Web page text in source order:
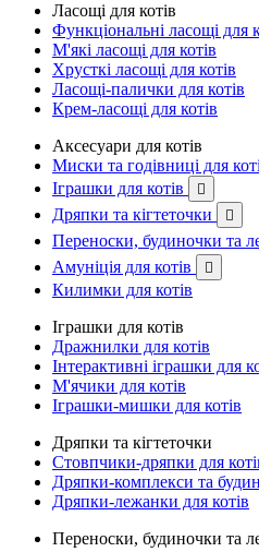
Ласощі для котів
Функціональні ласощі для
М'які ласощі для котів
Хрусткі ласощі для котів
Ласощі-палички для котів
Крем-ласощі для котів
Аксесуари для котів
Миски та годівниці для
Іграшки для котів

Дряпки та кігтеточки 
Переноски, будиночки та
Амуніція для котів 
Килимки для котів
Іграшки для котів
Дражнилки для котів
Інтерактивні іграшки для
М'ячики для котів
Іграшки-мишки для котів
Дряпки та кігтеточки
Стовпчики-дряпки для
Дряпки-комплекси та
Дряпки-лежанки для котів
Переноски, будиночки та